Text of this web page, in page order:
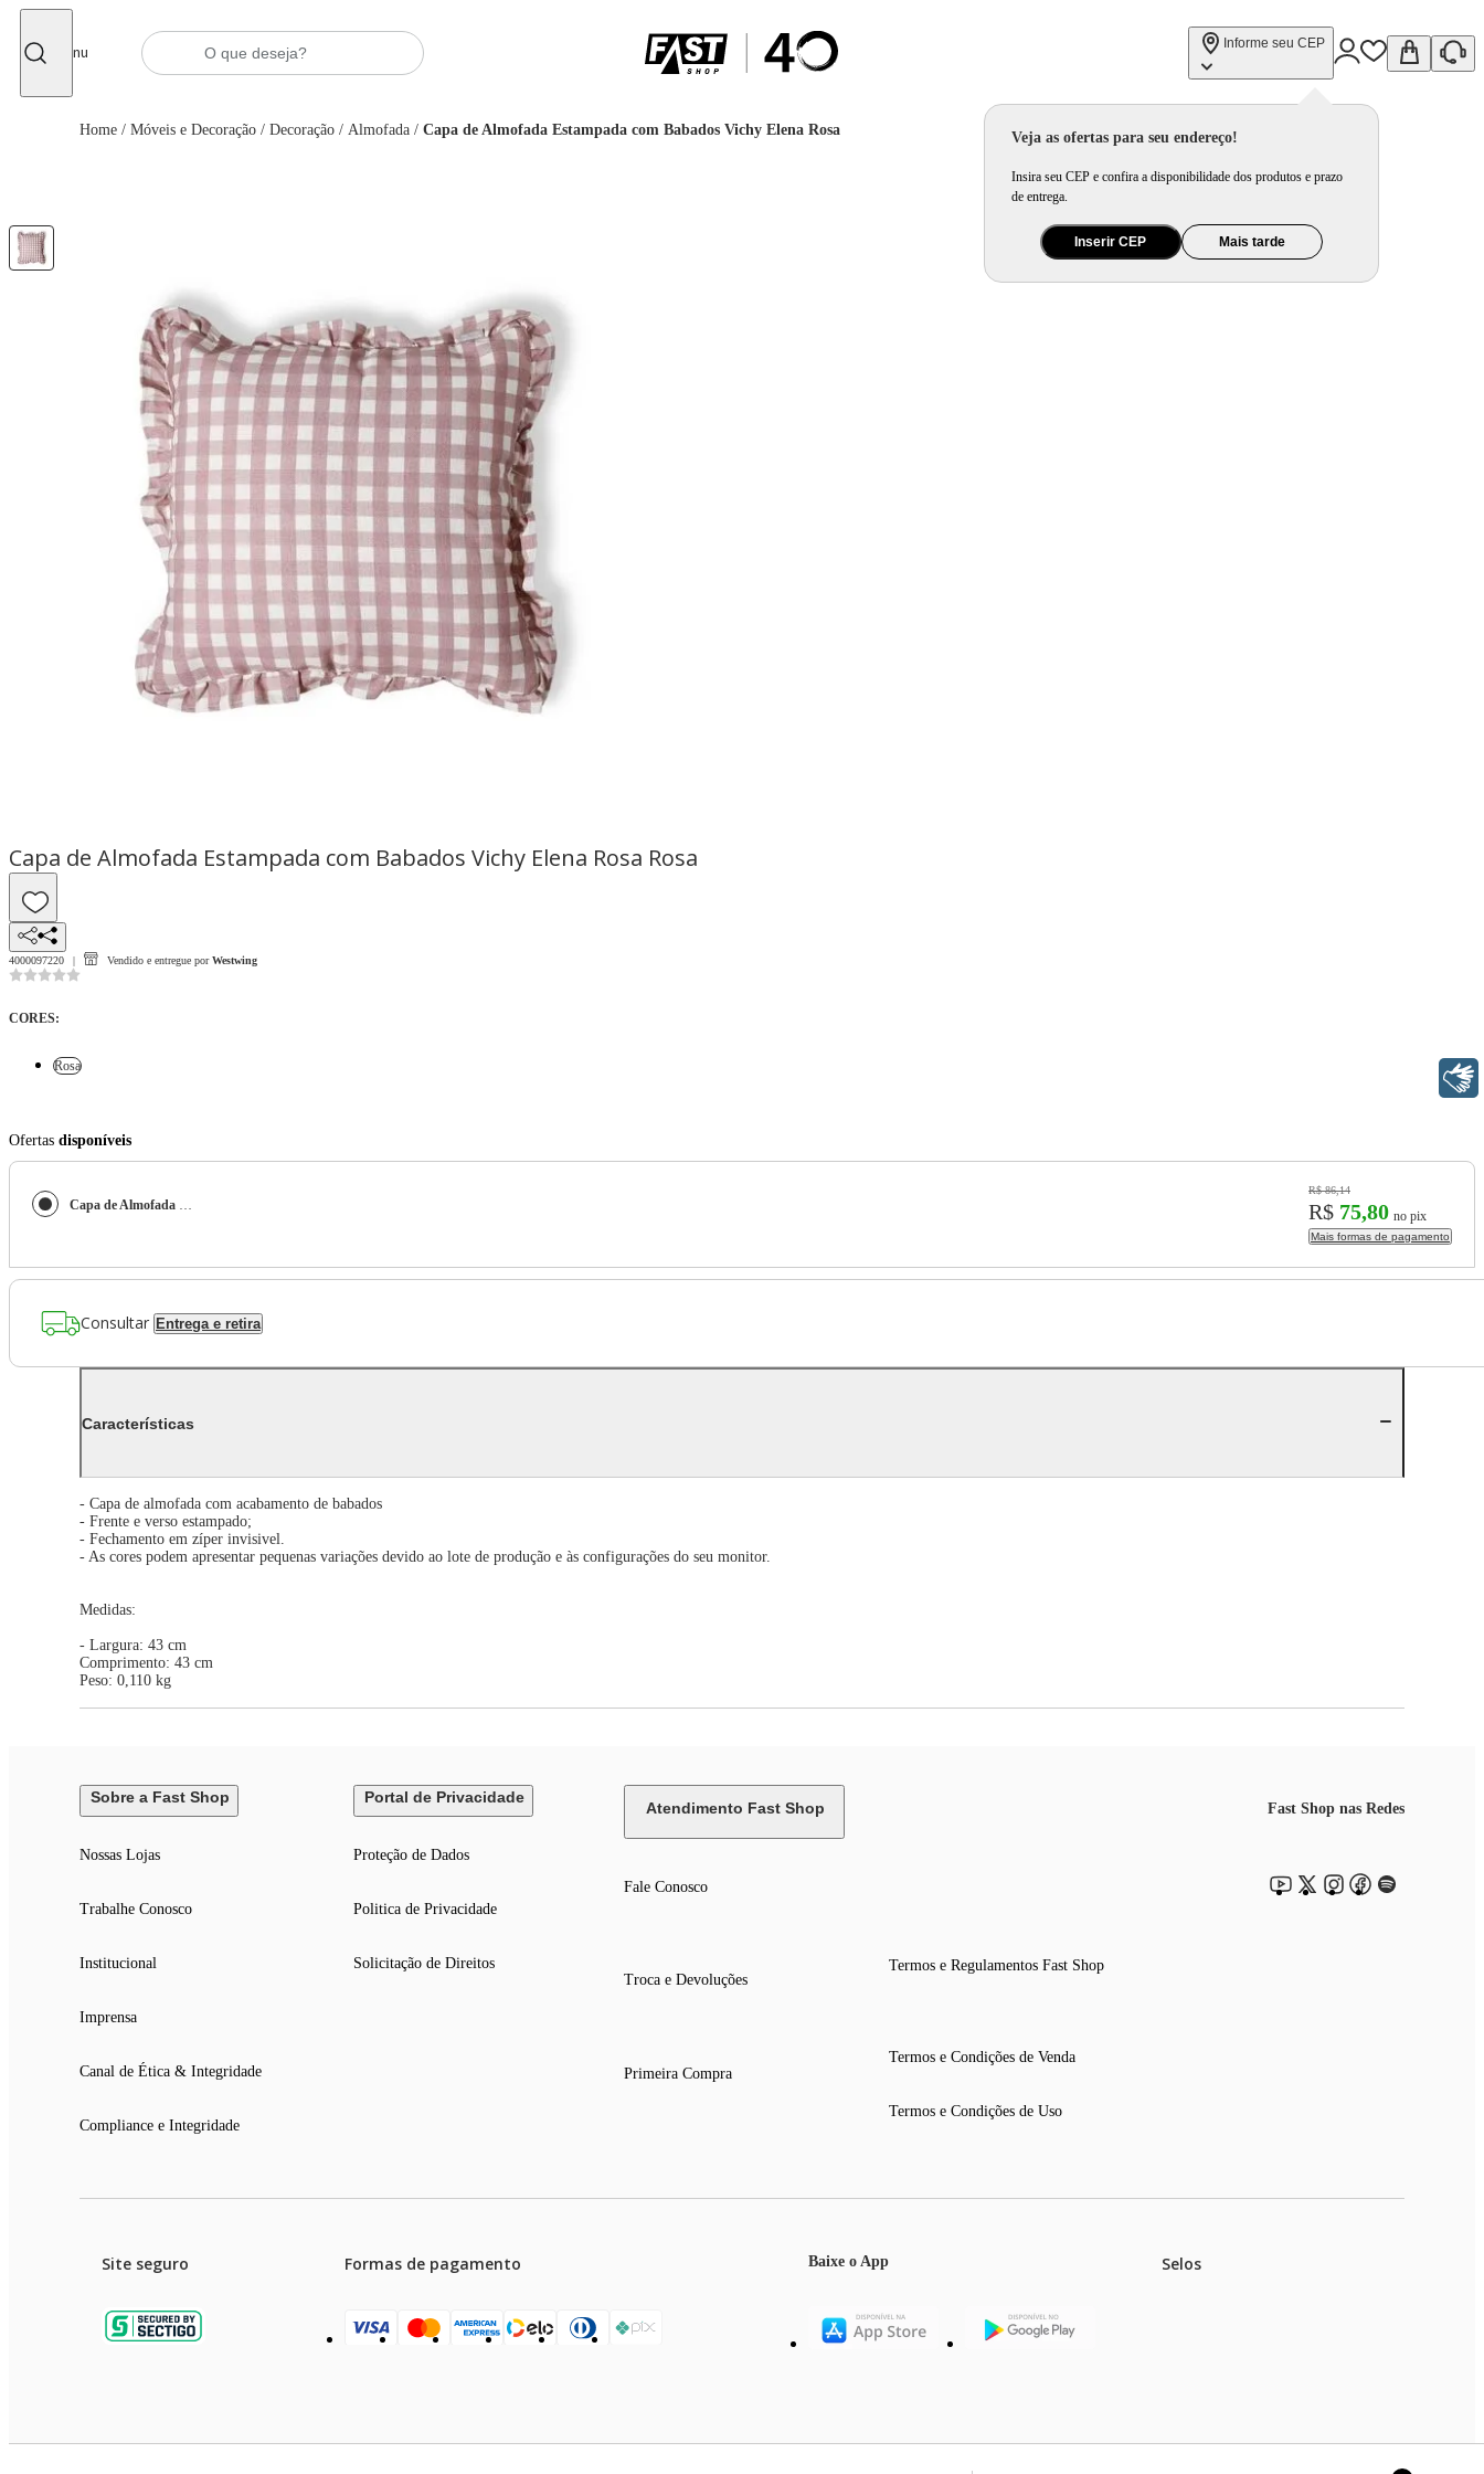
Menu
Informe seu CEP
Veja as ofertas para seu endereço!
Insira seu CEP e confira a disponibilidade dos produtos e prazo
de entrega.
Inserir CEP Mais tarde
Home / Móveis e Decoração / Decoração / Almofada / Capa de Almofada Estampada com Babados Vichy Elena Rosa
Capa de Almofada Estampada com Babados Vichy Elena Rosa Rosa
4000097220 Vendido e entregue por Westwing
CORES:
Rosa
Ofertas disponíveis
Capa de Almofada Estampada com Babados Vichy Elena Rosa
R$ 86,14
R$ 75,80 no pix
Mais formas de pagamento
Consultar Entrega e retira
Características
- Capa de almofada com acabamento de babados
- Frente e verso estampado;
- Fechamento em zíper invisivel.
- As cores podem apresentar pequenas variações devido ao lote de produção e às configurações do seu monitor.
Medidas:
- Largura: 43 cm
Comprimento: 43 cm
Peso: 0,110 kg
Sobre a Fast Shop
Nossas Lojas
Trabalhe Conosco
Institucional
Imprensa
Canal de Ética & Integridade
Compliance e Integridade
Portal de Privacidade
Proteção de Dados
Politica de Privacidade
Solicitação de Direitos
Atendimento Fast Shop
Fale Conosco
Troca e Devoluções
Primeira Compra
Termos e Regulamentos Fast Shop
Termos e Condições de Venda
Termos e Condições de Uso
Fast Shop nas Redes
Site seguro Formas de pagamento Baixe o App Selos